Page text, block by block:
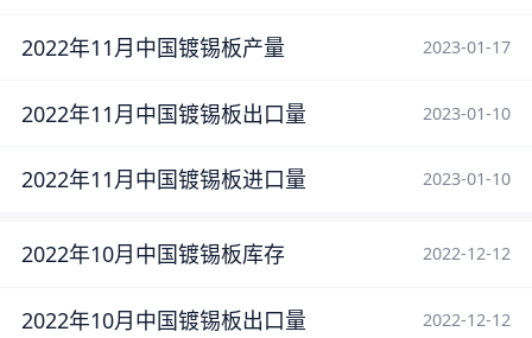
2022年11月中国镀锡板产量 2023-01-17
2022年11月中国镀锡板出口量 2023-01-10
2022年11月中国镀锡板进口量 2023-01-10
2022年10月中国镀锡板库存 2022-12-12
2022年10月中国镀锡板出口量 2022-12-12